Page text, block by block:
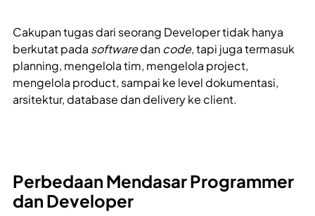
Cakupan tugas dari seorang Developer tidak hanya
berkutat pada softwaredancode, tapi juga termasuk
planning, mengelola tim, mengelola project,
mengelola product, sampai ke level dokumentasi,
arsitektur, database dan delivery ke client.
Perbedaan Mendasar Programmer
dan Developer